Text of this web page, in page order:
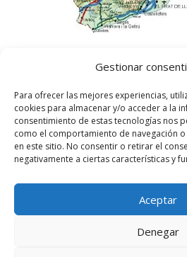
Gestionar
Para ofrecer las mejores experiencias,
cookies para almacenar y/o acceder a la
consentimiento de estas tecnologías nos
como el comportamiento de navegación
en este sitio. No consentir o retirar el
negativamente a ciertas características y
Aceptar
Denegar
Lampista
Política de